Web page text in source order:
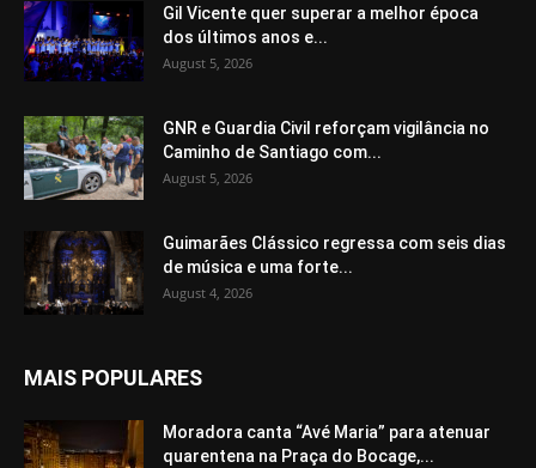
Gil Vicente quer superar a melhor época
dos últimos anos e...
August 5, 2026
GNR e Guardia Civil reforçam vigilância no
Caminho de Santiago com...
August 5, 2026
Guimarães Clássico regressa com seis dias
de música e uma forte...
August 4, 2026
MAIS POPULARES
Moradora canta “Avé Maria” para atenuar
quarentena na Praça do Bocage,...